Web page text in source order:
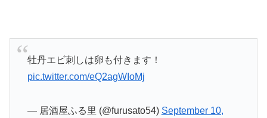
牡丹エビ刺しは卵も付きます！
pic.twitter.com/eQ2agWIoMj
— 居酒屋ふる里 (@furusato54) September 10,